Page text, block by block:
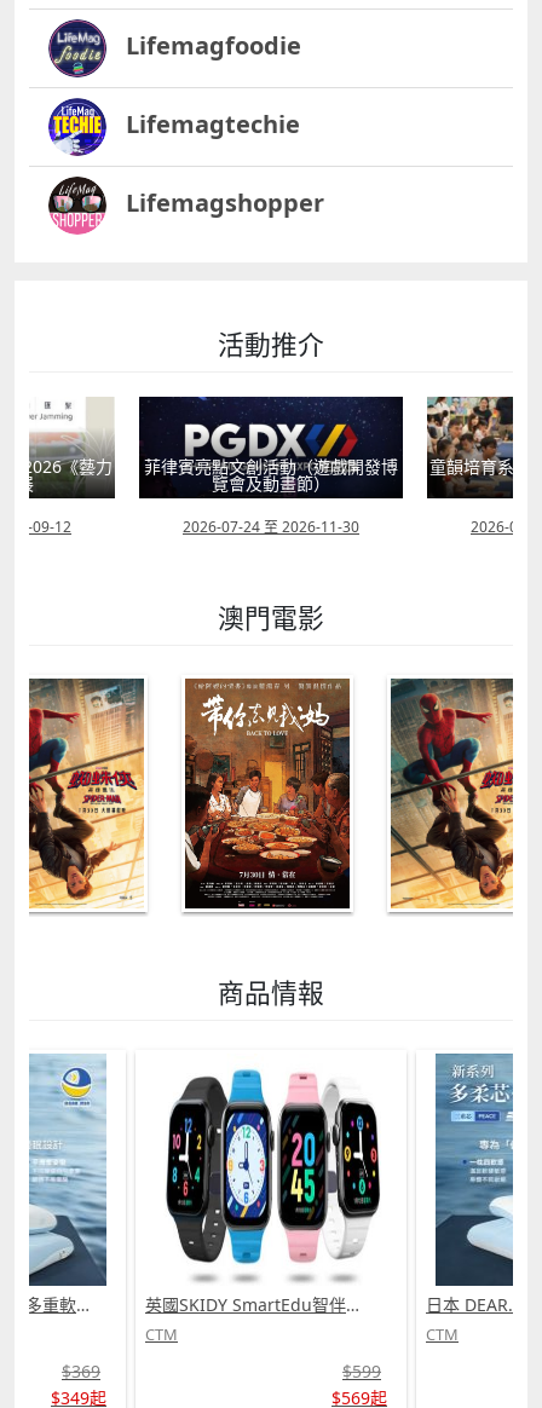
Lifemagfoodie
Lifemagtechie
Lifemagshopper
活動推介
獻2026《藝力
展
09-12
菲律賓亮點文創活動（遊戲開發博
覽會及動畫節）
2026-07-24 至 2026-11-30
童韻培育系列
2026-07-
澳門電影
商品情報
日本 DEAR.MIN 雲感多重軟芯柔托緩壓Peace柔眠枕 (需訂貨)
$369
$349起
英國SKIDY SmartEdu智伴高清流暢五重定位遠控180°旋攝雙向視頻海外適配兒童智能手錶PRO (需訂貨)
CTM
$599
$569起
CTM